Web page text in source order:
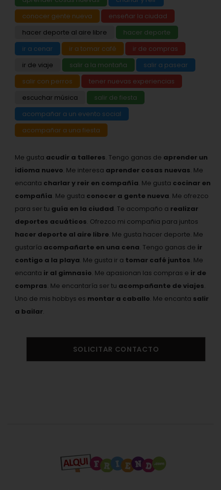
conocer gente nueva
enseñar la ciudad
hacer deporte al aire libre
hacer deporte
ir a cenar
ir a tomar café
ir de compras
ir de viaje
salir a la montaña
salir a pasear
salir con perros
tener nuevas experiencias
escuchar música
salir de fiesta
acompañar a un evento social
acompañar a una fiesta
Me gusta acudir a talleres. Tengo ganas de aprender un
idioma nuevo. Me interesa aprender cosas nuevas. Me
encanta charlar y reir en compañía. Me gusta cocinar en
compañía. Me gusta conocer a gente nueva. Me ofrezco
para ser tu guía en la ciudad. Te acompaño a realizar
deportes acuáticos. Ofrezco mi compañia para juntos
hacer deporte al aire libre. Me gusta hacer deporte. Me
gustaría acompañarte en una cena. Tengo ganas de ir
contigo a la playa. Me gusta ir a tomar café juntos. Me
encanta ir al gimnasio. Me apasionan las compras e ir de
compras. Me encantaría ser tu acompañante de viajes.
Uno de mis hobbys es montar a caballo. Me encanta salir
a bailar.
SOLICITAR CONTACTO